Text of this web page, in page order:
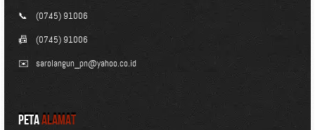
📞
(0745) 91006
📠
(0745) 91006
✉️
sarolangun_pn@yahoo.co.id
PetaAlamat